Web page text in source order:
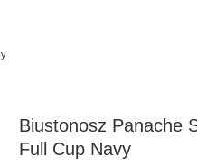
Biustonosz Panache
Full Cup Navy